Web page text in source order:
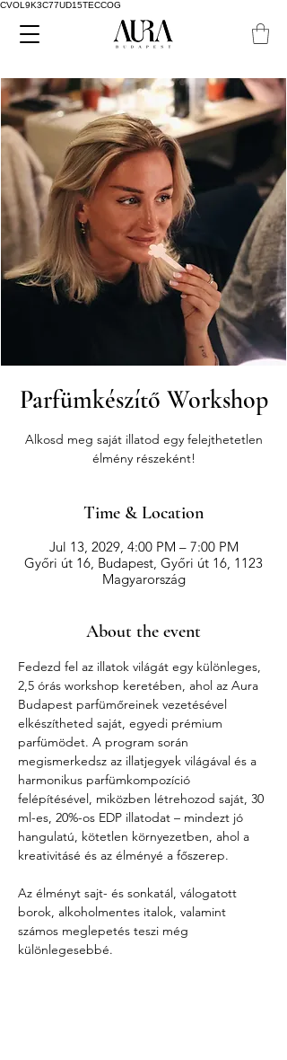
CVOL9K3C77UD15TECCOG
Parfümkészítő Workshop
Alkosd meg saját illatod egy felejthetetlen
élmény részeként!
Time & Location
Jul 13, 2029, 4:00 PM – 7:00 PM
Győri út 16, Budapest, Győri út 16, 1123
Magyarország
About the event
Fedezd fel az illatok világát egy különleges,
2,5 órás workshop keretében, ahol az Aura
Budapest parfümőreinek vezetésével
elkészítheted saját, egyedi prémium
parfümödet. A program során
megismerkedsz az illatjegyek világával és a
harmonikus parfümkompozíció
felépítésével, miközben létrehozod saját, 30
ml-es, 20%-os EDP illatodat – mindezt jó
hangulatú, kötetlen környezetben, ahol a
kreativitásé és az élményé a főszerep.
Az élményt sajt- és sonkatál, válogatott
borok, alkoholmentes italok, valamint
számos meglepetés teszi még
különlegesebbé.